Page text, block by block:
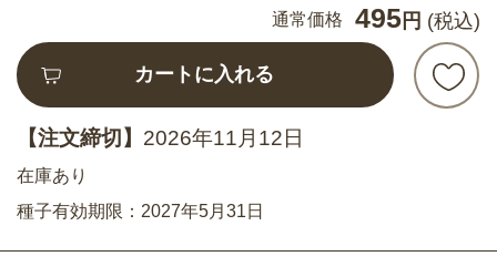
通常価格
495 円 (税込)
カートに入れる
【注文締切】 2026年11月12日
在庫あり
種子有効期限：2027年5月31日